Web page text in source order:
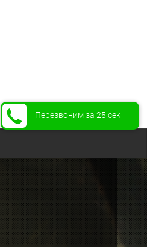
Перезвоним за 25 сек